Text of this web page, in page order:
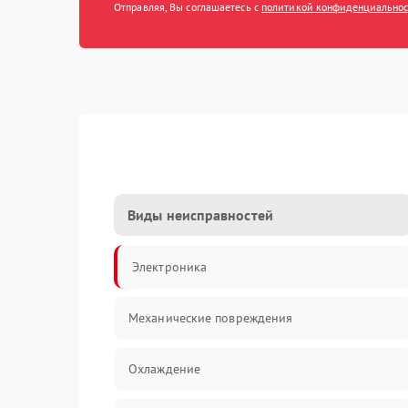
Отправляя, Вы соглашаетесь с политикой
Виды неисправностей
Электроника
Механические повреждения
Охлаждение